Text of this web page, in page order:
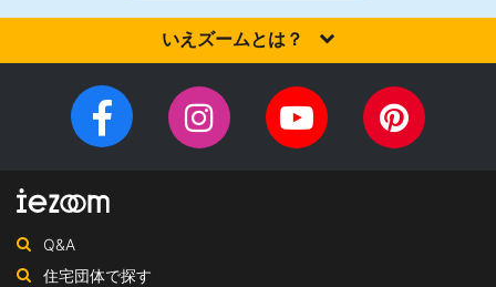
いえズームとは？
住宅会社を選びませんか？iezoom（いえズーム）は（株）北海道
住宅新聞社が、日頃の住宅業界への取材を元に、優れたハウスメ
ーカー・工務店を紹介するサイトです。
Facebook
ー
ジ
InstagramYouTube
チ
Q&A
住宅団体で探す